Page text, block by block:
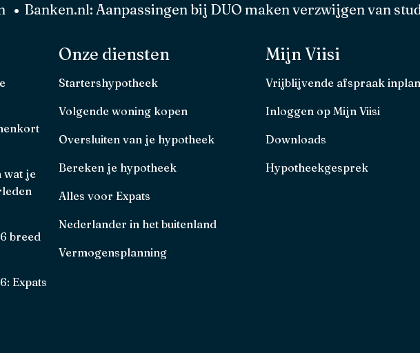
Banken.nl: Aanpassingen bij DUO maken verzwijgen van
wat je
breed
Expats
Onze diensten
Startershypotheek
Volgende woning kopen
Oversluiten van je hypotheek
Bereken je hypotheek
Alles voor Expats
Nederlander in het buitenland
Vermogensplanning
Mijn Viisi
Vrijblijvende afspraak
Inloggen op Mijn Viisi
Downloads
Hypotheekgesprek